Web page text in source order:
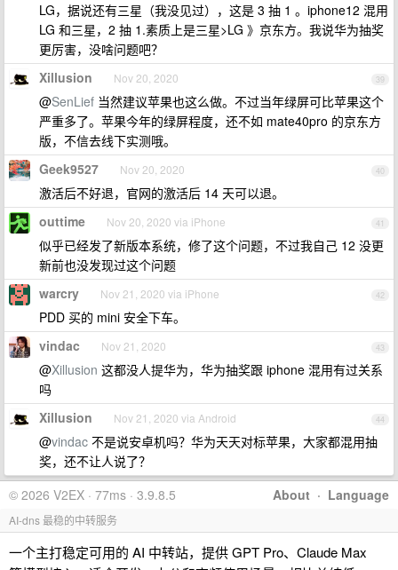
LG，据说还有三星（我没见过），这是 3 抽 1 。iphone12 混用
LG 和三星，2 抽 1.素质上是三星>LG 》京东方。我说华为抽奖
更厉害，没啥问题吧？
39
Xillusion Nov 20, 2020
@SenLief 当然建议苹果也这么做。不过当年绿屏可比苹果这个
严重多了。苹果今年的绿屏程度，还不如 mate40pro 的京东方
版，不信去线下实测哦。
40
Geek9527 Nov 20, 2020
激活后不好退，官网的激活后 14 天可以退。
41
outtime Nov 20, 2020 via iPhone
似乎已经发了新版本系统，修了这个问题，不过我自己 12 没更
新前也没发现过这个问题
42
warcry Nov 21, 2020 via iPhone
PDD 买的 mini 安全下车。
43
vindac Nov 21, 2020
@Xillusion 这都没人提华为，华为抽奖跟 iphone 混用有过关系
吗
44
Xillusion Nov 21, 2020 via Android
@vindac 不是说安卓机吗？华为天天对标苹果，大家都混用抽
奖，还不让人说了？
About · Language
© 2026 V2EX · 77ms · 3.9.8.5
AI-dns 最稳的中转服务
一个主打稳定可用的 AI 中转站，提供 GPT Pro、Claude Max